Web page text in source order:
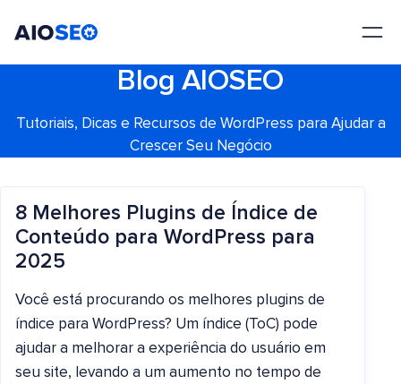
Blog AIOSEO
Tutoriais, Dicas e Recursos de WordPress para Ajudar a
Crescer Seu Negócio
8 Melhores Plugins de Índice de
Conteúdo para WordPress para
2025
Você está procurando os melhores plugins de
índice para WordPress? Um índice (ToC) pode
ajudar a melhorar a experiência do usuário em
seu site, levando a um aumento no tempo de